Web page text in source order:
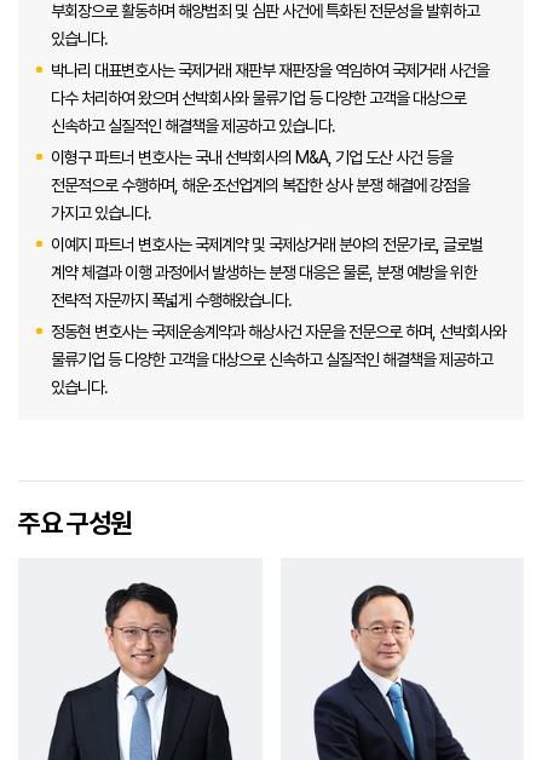
부회장으로 활동하며 해양범죄 및 심판 사건에 특화된 전문성을 발휘하고
있습니다.
박나리 대표변호사는 국제거래 재판부 재판장을 역임하여 국제거래 사건을
다수 처리하여 왔으며 선박회사와 물류기업 등 다양한 고객을 대상으로
신속하고 실질적인 해결책을 제공하고 있습니다.
이형구 파트너 변호사는 국내 선박회사의 M&A, 기업 도산 사건 등을
전문적으로 수행하며, 해운·조선업계의 복잡한 상사 분쟁 해결에 강점을
가지고 있습니다.
이예지 파트너 변호사는 국제계약 및 국제상거래 분야의 전문가로, 글로벌
계약 체결과 이행 과정에서 발생하는 분쟁 대응은 물론, 분쟁 예방을 위한
전략적 자문까지 폭넓게 수행해왔습니다.
정동현 변호사는 국제운송계약과 해상사건 자문을 전문으로 하며, 선박회사와
물류기업 등 다양한 고객을 대상으로 신속하고 실질적인 해결책을 제공하고
있습니다.
주요 구성원